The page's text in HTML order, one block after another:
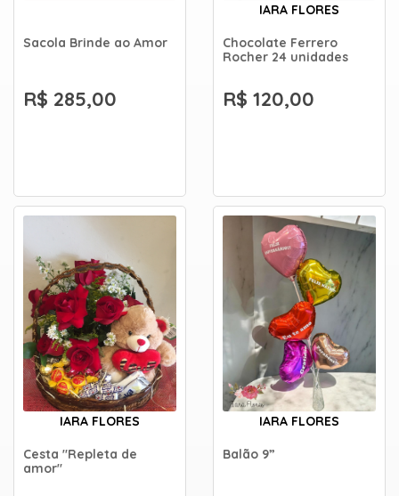
Sacola Brinde ao Amor
R$ 285,00
IARA FLORES
Chocolate Ferrero
Rocher 24 unidades
R$ 120,00
IARA FLORES
Cesta "Repleta de
amor"
IARA FLORES
Balão 9”